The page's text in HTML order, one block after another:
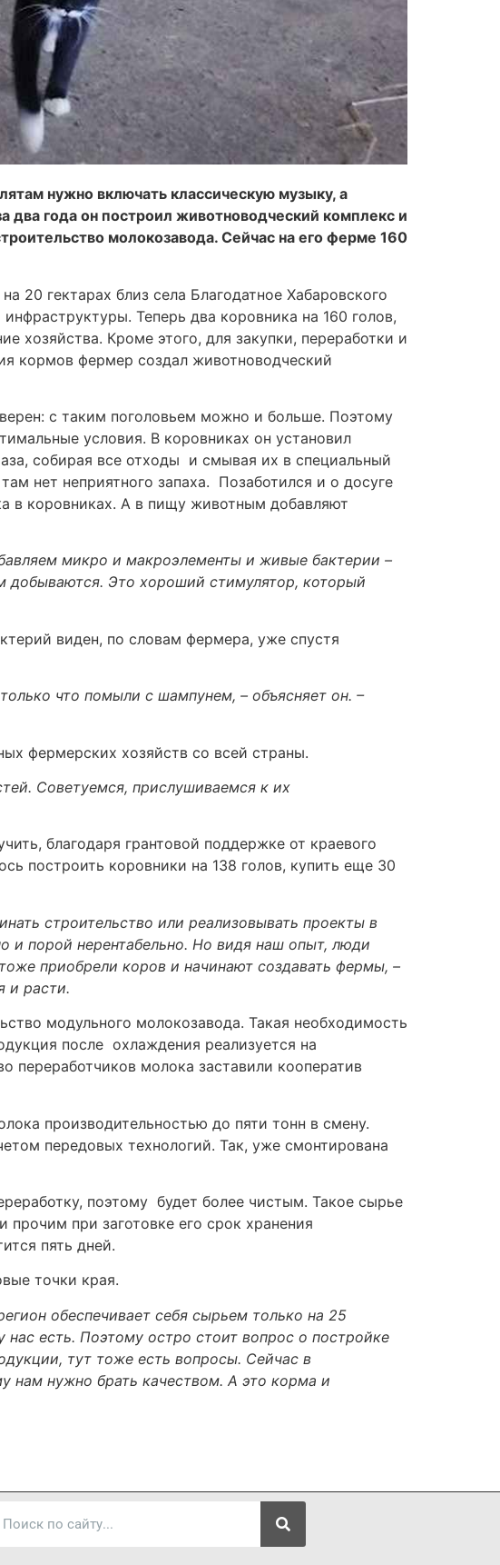
нужно включать классическую музыку, а
два года он построил животноводческий комплекс и
молокозавода. Сейчас на его ферме 160
20 гектарах близ села Благодатное Хабаровского
Теперь два коровника на 160 голов,
хозяйства. Кроме этого, для закупки, переработки и
кормов фермер создал животноводческий
с таким поголовьем можно и больше. Поэтому
условия. В коровниках он установил
собирая все отходы и смывая их в специальный
нет неприятного запаха. Позаботился и о досуге
в коровниках. А в пищу животным добавляют
микро и макроэлементы и живые бактерии –
добываются. Это хороший стимулятор, который
виден, по словам фермера, уже спустя
что помыли с шампунем, – объясняет он. –
фермерских хозяйств со всей страны.
Советуемся, прислушиваемся к их
благодаря грантовой поддержке от краевого
построить коровники на 138 голов, купить еще 30
строительство или реализовывать проекты в
и порой нерентабельно. Но видя наш опыт, люди
приобрели коров и начинают создавать фермы, –
и расти.
модульного молокозавода. Такая необходимость
после охлаждения реализуется на
переработчиков молока заставили кооператив
производительностью до пяти тонн в смену.
передовых технологий. Так, уже смонтирована
поэтому будет более чистым. Такое сырье
при заготовке его срок хранения
пять дней.
точки края.
обеспечивает себя сырьем только на 25
есть. Поэтому остро стоит вопрос о постройке
тут тоже есть вопросы. Сейчас в
нам нужно брать качеством. А это корма и